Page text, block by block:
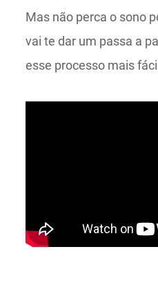
Mas não perca o sono
vai te dar um passa a
esse processo mais